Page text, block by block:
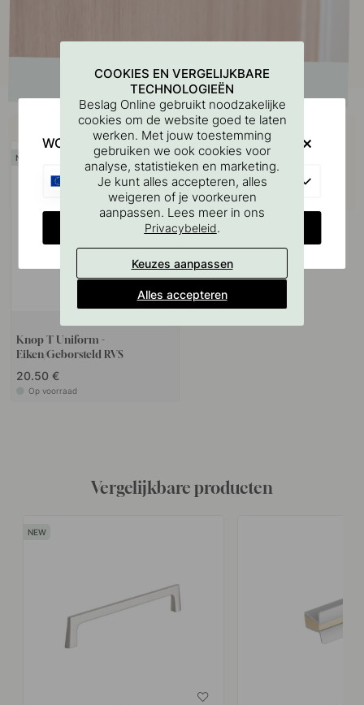
Koop samen met
Knop T Uniform -
Eiken/Geborsteld RVS
20.50 €
Op voorraad
Vergelijkbare producten
COOKIES EN VERGELIJKBARE
TECHNOLOGIEËN
Beslag Online gebruikt noodzakelijke
cookies om de website goed te laten
werken. Met jouw toestemming
gebruiken we ook cookies voor
analyse, statistieken en marketing.
Je kunt alles accepteren, alles
weigeren of je voorkeuren
aanpassen. Lees meer in ons
Privacybeleid.
Keuzes aanpassen
Alles accepteren
WOULD YOU RATHER VISIT?
CHANGE COUNTRY